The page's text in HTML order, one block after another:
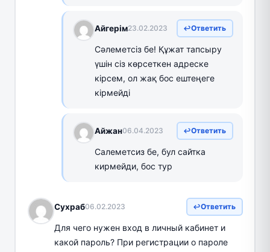
Айгерім23.02.2023 Ответить
Сәлеметсіз бе! Құжат тапсыру
үшін сіз көрсеткен адреске
кірсем, ол жақ бос ештеңеге
кірмейді
Айжан06.04.2023 Ответить
Салеметсиз бе, бул сайтка
кирмейди, бос тур
Сухраб06.02.2023 Ответить
Для чего нужен вход в личный кабинет и
какой пароль? При регистрации о пароле